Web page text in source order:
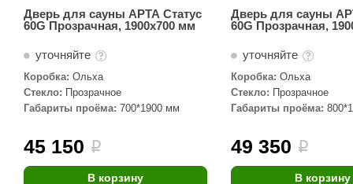
Гималайская соль
Освещение
Дерево для бани
Плитка из камня
IKI Tulikivi
Blumenberg WDT
HygroMatik Schiedel
Kusaterm Craft
Klover Maestro
KERKES
Дверь для сауны АРТА Статус
60G Прозрачная, 1900х700 мм
уточняйте
Коробка: Ольха
Стекло: Прозрачное
Габариты проёма: 700*1900 мм
45 150 i
В корзину
Дверь для сауны
60G Прозрачная,
уточняйте
Коробка: Ольха
Стекло: Прозрачное
Габариты проёма:
49 350 i
В корзину